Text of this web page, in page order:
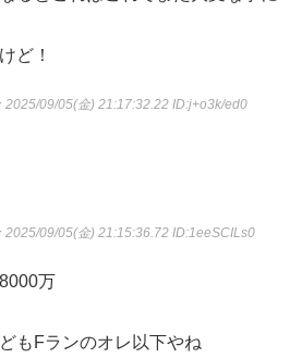
ど！
2025/09/05(金) 21:17:32.22 ID:j+o3k/ed0
2025/09/05(金) 21:15:36.72 ID:1eeSCILs0
万
もFランのオレ以下やね